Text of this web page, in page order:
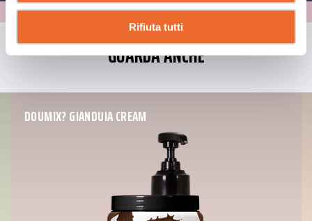
Rifiuta tutti
GUARDA ANCHE
DOUMIX? GIANDUIA CREAM